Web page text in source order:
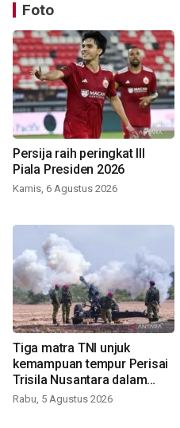
Foto
Persija raih peringkat III
Piala Presiden 2026
Kamis, 6 Agustus 2026
Tiga matra TNI unjuk
kemampuan tempur Perisai
Trisila Nusantara dalam
latihan di Kepri
Rabu, 5 Agustus 2026